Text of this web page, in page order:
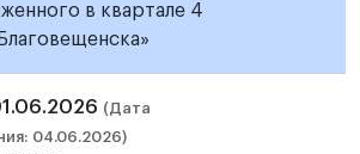
в квартале 4
(Дата
04.06.2026)